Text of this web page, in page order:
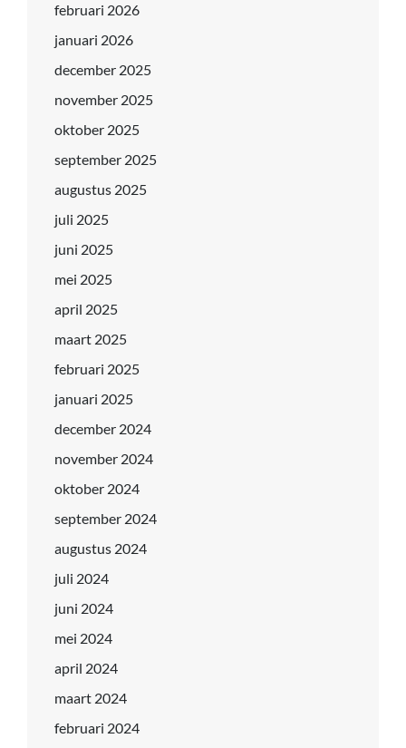
februari 2026
januari 2026
december 2025
november 2025
oktober 2025
september 2025
augustus 2025
juli 2025
juni 2025
mei 2025
april 2025
maart 2025
februari 2025
januari 2025
december 2024
november 2024
oktober 2024
september 2024
augustus 2024
juli 2024
juni 2024
mei 2024
april 2024
maart 2024
februari 2024